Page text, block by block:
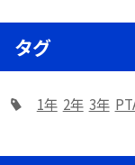
タグ
1年 2年 3年